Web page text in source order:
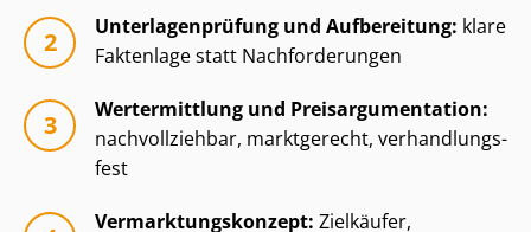
Un­ter­la­gen­prü­fung und Aufbereitung: klare
Faktenlage statt Nachforderungen
Wertermittlung und Preisar­gu­men­ta­ti­on:
nachvollziehbar, marktgerecht, ver­hand­lungs­
fest
Ver­mark­tungs­kon­zept: Zielkäufer,